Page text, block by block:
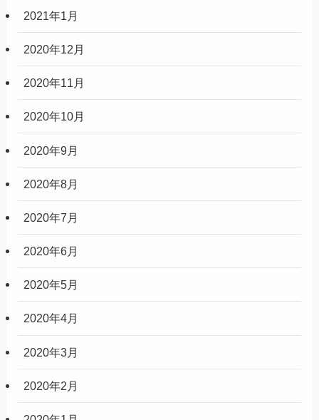
2021年1月
2020年12月
2020年11月
2020年10月
2020年9月
2020年8月
2020年7月
2020年6月
2020年5月
2020年4月
2020年3月
2020年2月